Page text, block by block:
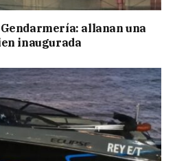
allanan una
inaugurada